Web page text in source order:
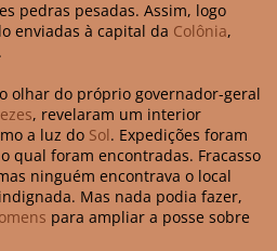
pedras pesadas. Assim, logo
enviadas à capital da Colônia,
.
olhar do próprio governador-geral
, revelaram um interior
a luz do Sol. Expedições foram
qual foram encontradas. Fracasso
ninguém encontrava o local
Mas nada podia fazer,
para ampliar a posse sobre